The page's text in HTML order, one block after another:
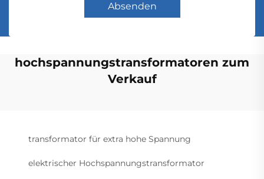
Absenden
hochspannungstransformatoren zum
Verkauf
transformator für extra hohe Spannung
elektrischer Hochspannungstransformator